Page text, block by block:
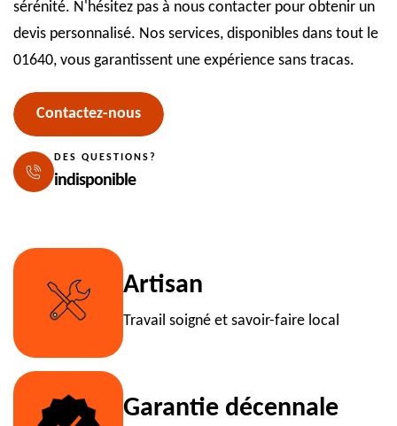
sérénité. N'hésitez pas à nous contacter pour obtenir un
devis personnalisé. Nos services, disponibles dans tout le
01640, vous garantissent une expérience sans tracas.
Contactez-nous
DES QUESTIONS?
indisponible
Artisan
Travail soigné et savoir-faire local
Garantie décennale